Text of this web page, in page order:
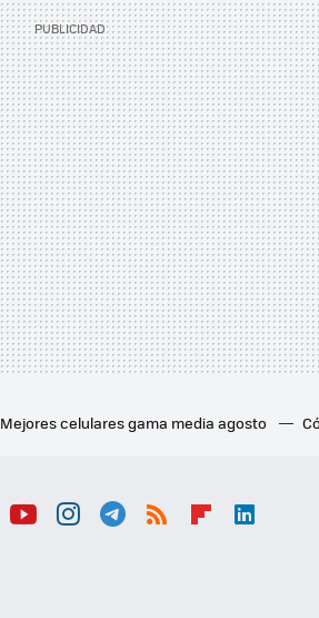
Mejores celulares gama media agosto